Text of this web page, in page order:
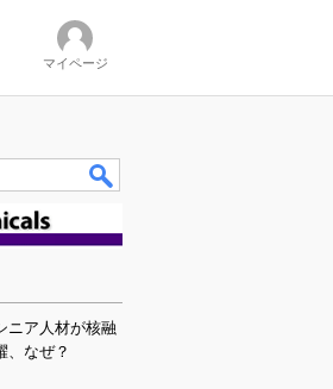
マイページ
ニア人材が核融
、なぜ？